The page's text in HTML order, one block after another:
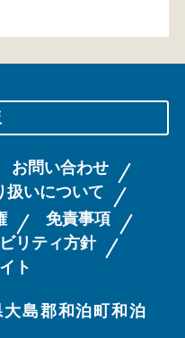
お問い合わせ
扱いについて
免責事項
リティ方針
ト
大島郡和泊町和泊